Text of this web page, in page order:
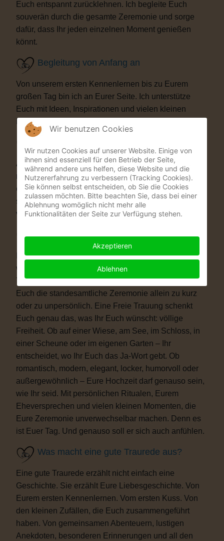
Euch entspannt zurücklehnen. Ich begleite Euch
souverän durch die gesamte Zeremonie und sorge
dafür, dass Ihr jeden einzelnen Moment genießen
könnt.
Begleitung von Anfang an
Von unserem ersten Kennenlernen bis zu Eurem
großen Tag bin ich an Eurer Seite. Ich unterstütze
Euch mit Ideen, Inspirationen und vielen kleinen
Details, die Eure Trauung besonders machen.
Auf Wunsch bereichere ich Eure Zeremonie mit
musikalischen oder künstlerischen Elementen. Als
ehemaliger Musicaldarsteller und Sänger entstehen
so Momente, die Eure Gäste garantiert nicht
vergessen werden.
Warum eine Freie Trauung?
Immer mehr Paare wünschen sich eine Hochzeit, die
wirklich zu ihnen passt. Vielleicht ist eine kirchliche
Trauung nicht das Richtige für Euch. Vielleicht ist
Euch die standesamtliche Zeremonie allein zu kurz
oder zu unpersönlich. Eine Freie Trauung schenkt
Euch genau das, was Ihr Euch wünscht: völlige
Freiheit. Ob auf einer Wiese, am See, im Schloss, in
einer Scheune oder im eigenen Garten – Ihr
entscheidet, wo Ihr Euch das Ja-Wort gebt. Ob
romantisch, modern, elegant, locker, humorvoll oder
außergewöhnlich – Eure Hochzeit darf genauso sein,
wie Ihr seid. Mit persönlichen Ritualen, Eurem
Eheversprechen und vielen kleinen Momenten, die
Eure Zeremonie unverwechselbar machen. Denn es
ist Euer Tag. Und genauso soll er sich auch anfühlen.
Was macht eine gute Traurede aus?
Eine gute Traurede erzählt nicht einfach eine
Geschichte. Sie erzählt Eure Liebesgeschichte. Von
Eurem ersten Kennenlernen. Vom ersten Kuss. Von
den kleinen Zufällen, die Euch zusammengeführt
haben. Von gemeinsamen Abenteuern, lustigen
Anekdoten, besonderen Erinnerungen und all den
Wir benutzen Cookies
Wir nutzen Cookies auf unserer Website. Einige von
ihnen sind essenziell für den Betrieb der Seite,
während andere uns helfen, diese Website und die
Nutzererfahrung zu verbessern (Tracking Cookies).
Sie können selbst entscheiden, ob Sie die Cookies
zulassen möchten. Bitte beachten Sie, dass bei einer
Ablehnung womöglich nicht mehr alle
Funktionalitäten der Seite zur Verfügung stehen.
Akzeptieren
Ablehnen